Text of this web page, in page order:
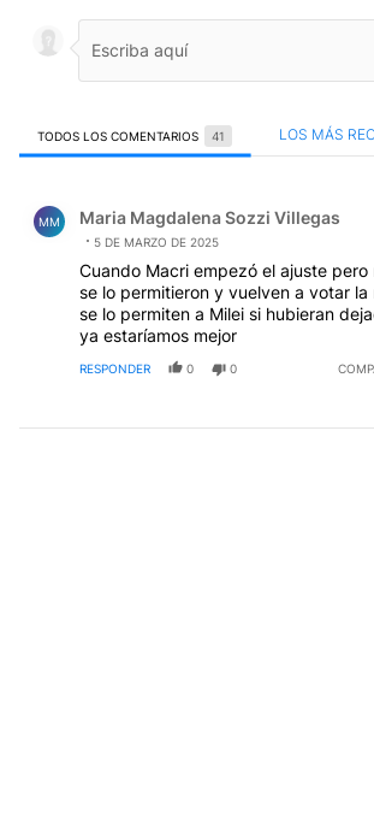
TODOS LOS COMENTARIOS 41 LOS MÁS
MM Maria Magdalena Sozzi Villegas
5 DE MARZO DE 2025
Cuando Macri empezó el ajuste
se lo permitieron y vuelven a votar la
se lo permiten a Milei si hubieran
ya estaríamos mejor
RESPONDER 0 0